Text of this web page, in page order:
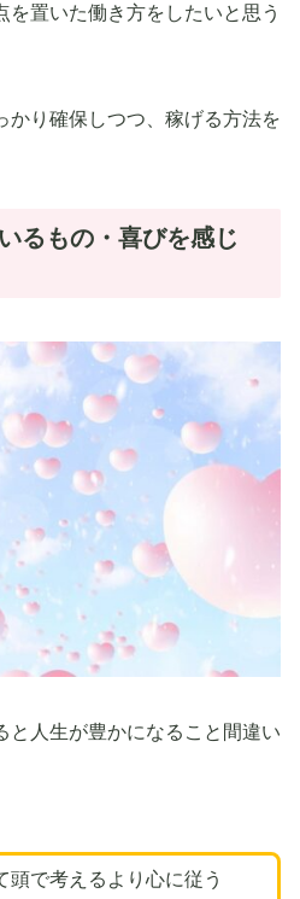
を置いた働き方をしたいと思う
かり確保しつつ、稼げる方法を
るもの・喜びを感じ
と人生が豊かになること間違い
頭で考えるより心に従う